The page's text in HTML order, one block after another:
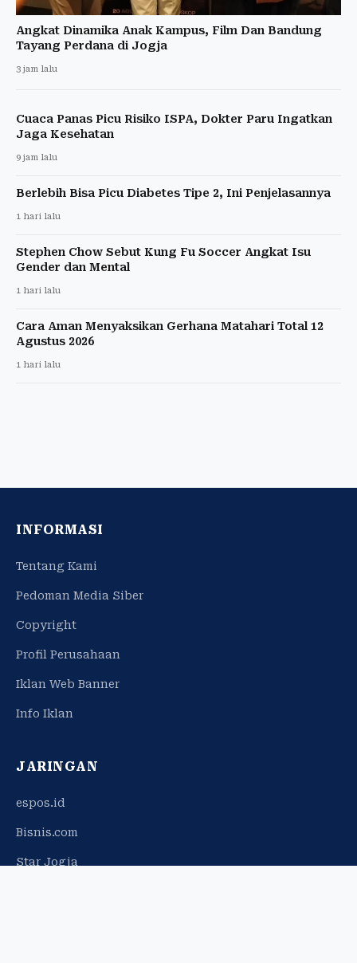
Angkat Dinamika Anak Kampus, Film Dan Bandung
Tayang Perdana di Jogja
3 jam lalu
Cuaca Panas Picu Risiko ISPA, Dokter Paru Ingatkan
Jaga Kesehatan
9 jam lalu
Berlebih Bisa Picu Diabetes Tipe 2, Ini Penjelasannya
1 hari lalu
Stephen Chow Sebut Kung Fu Soccer Angkat Isu
Gender dan Mental
1 hari lalu
Cara Aman Menyaksikan Gerhana Matahari Total 12
Agustus 2026
1 hari lalu
INFORMASI
Tentang Kami
Pedoman Media Siber
Copyright
Profil Perusahaan
Iklan Web Banner
Info Iklan
JARINGAN
espos.id
Bisnis.com
Star Jogja